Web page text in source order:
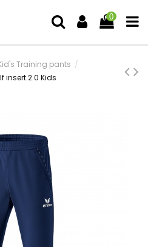
0
Training pants
insert 2.0 Kids